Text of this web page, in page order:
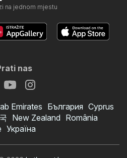
na jednom mjestu
nas
Emirates България Cyprus
New Zealand România
Україна